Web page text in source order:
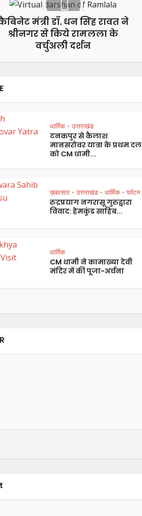
मंत्री डॉ. धन सिंह रावत ने
श्रीनगर से किये रामलला के
वर्चुअली दर्शन
धार्मिक • उत्तराखंड
टनकपुर से कैलाश
मानसरोवर यात्रा के प्रथम दल
को CM धामी...
ख़बरसार • उत्तराखंड • धार्मिक • पर्यटन
रुद्रप्रयाग नगरासू गुरुद्वारा
विवाद: हेमकुंड साहिब...
धार्मिक
CM धामी ने कामाख्या देवी
मंदिर में की पूजा-अर्चना